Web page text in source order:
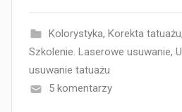
Kolorystyka, Korekta tatuażu,
Szkolenie. Laserowe usuwanie,
usuwanie tatuażu
5 komentarzy